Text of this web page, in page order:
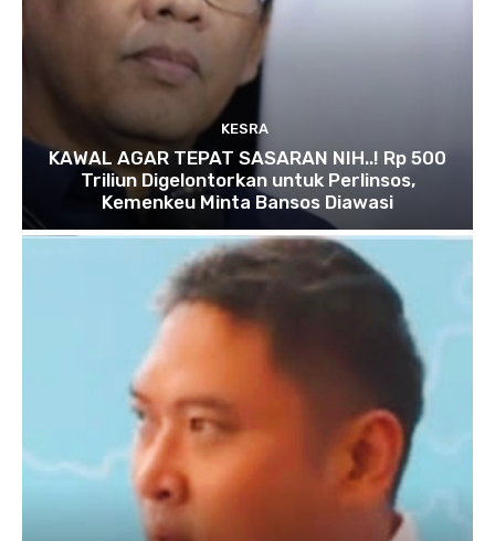
KESRA
KAWAL AGAR TEPAT SASARAN NIH..! Rp 500
Triliun Digelontorkan untuk Perlinsos,
Kemenkeu Minta Bansos Diawasi